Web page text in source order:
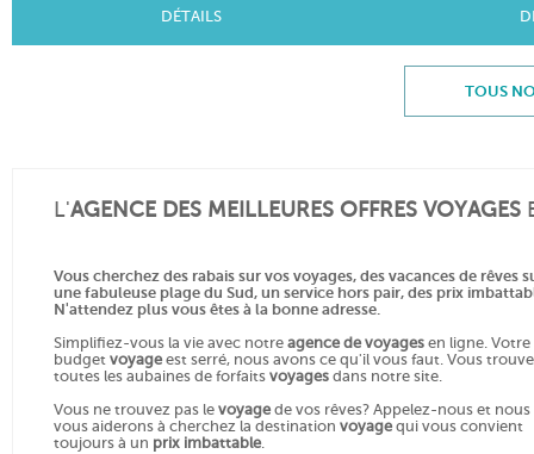
DÉTAILS
TOUS
L'AGENCE DES MEILLEURES OFFRES VOYAGES
Vous cherchez des rabais sur vos voyages, des vacances de rêves
une fabuleuse plage du Sud, un service hors pair, des prix
N'attendez plus vous êtes à la bonne adresse.
Simplifiez-vous la vie avec notre agence de voyages en ligne. Votre
budget voyage est serré, nous avons ce qu'il vous faut. Vous
toutes les aubaines de forfaits voyages dans notre site.
Vous ne trouvez pas le voyage de vos rêves? Appelez-nous et nous
vous aiderons à cherchez la destination voyage qui vous convient
toujours à un prix imbattable.